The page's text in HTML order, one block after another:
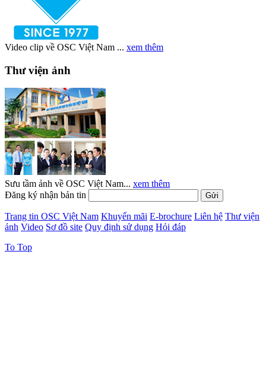
Video clip về OSC Việt Nam ... xem thêm
Thư viện ảnh
Sưu tầm ảnh về OSC Việt Nam... xem thêm
Đăng ký nhận bản tin
Trang tin OSC Việt Nam Khuyến mãi E-brochure Liên hệ Thư viện
ảnh Video Sơ đồ site Quy định sử dụng Hỏi đáp
To Top